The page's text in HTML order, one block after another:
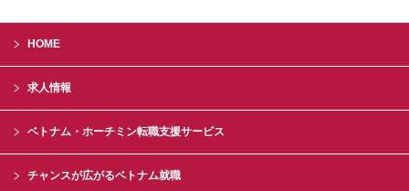
HOME
求人情報
ベトナム・ホーチミン転職支援サービス
チャンスが広がるベトナム就職